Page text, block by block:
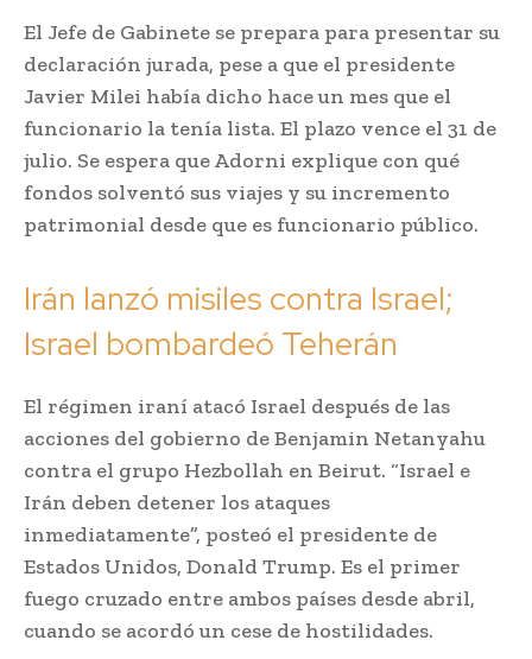
El Jefe de Gabinete se prepara para presentar su
declaración jurada, pese a que el presidente
Javier Milei había dicho hace un mes que el
funcionario la tenía lista. El plazo vence el 31 de
julio. Se espera que Adorni explique con qué
fondos solventó sus viajes y su incremento
patrimonial desde que es funcionario público.
Irán lanzó misiles contra Israel;
Israel bombardeó Teherán
El régimen iraní atacó Israel después de las
acciones del gobierno de Benjamin Netanyahu
contra el grupo Hezbollah en Beirut. “Israel e
Irán deben detener los ataques
inmediatamente”, posteó el presidente de
Estados Unidos, Donald Trump. Es el primer
fuego cruzado entre ambos países desde abril,
cuando se acordó un cese de hostilidades.